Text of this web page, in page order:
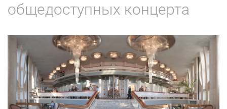
общедоступных концерта